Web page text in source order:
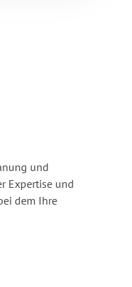
und
Expertise und
dem Ihre